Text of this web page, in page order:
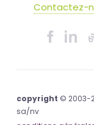
Contactez-
copyright © 2003-
sa/nv